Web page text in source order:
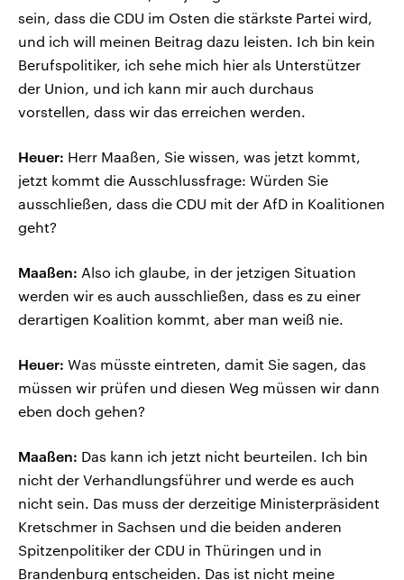
sein, dass die CDU im Osten die stärkste Partei wird,
und ich will meinen Beitrag dazu leisten. Ich bin kein
Berufspolitiker, ich sehe mich hier als Unterstützer
der Union, und ich kann mir auch durchaus
vorstellen, dass wir das erreichen werden.
Heuer: Herr Maaßen, Sie wissen, was jetzt kommt,
jetzt kommt die Ausschlussfrage: Würden Sie
ausschließen, dass die CDU mit der AfD in Koalitionen
geht?
Maaßen: Also ich glaube, in der jetzigen Situation
werden wir es auch ausschließen, dass es zu einer
derartigen Koalition kommt, aber man weiß nie.
Heuer: Was müsste eintreten, damit Sie sagen, das
müssen wir prüfen und diesen Weg müssen wir dann
eben doch gehen?
Maaßen: Das kann ich jetzt nicht beurteilen. Ich bin
nicht der Verhandlungsführer und werde es auch
nicht sein. Das muss der derzeitige Ministerpräsident
Kretschmer in Sachsen und die beiden anderen
Spitzenpolitiker der CDU in Thüringen und in
Brandenburg entscheiden. Das ist nicht meine